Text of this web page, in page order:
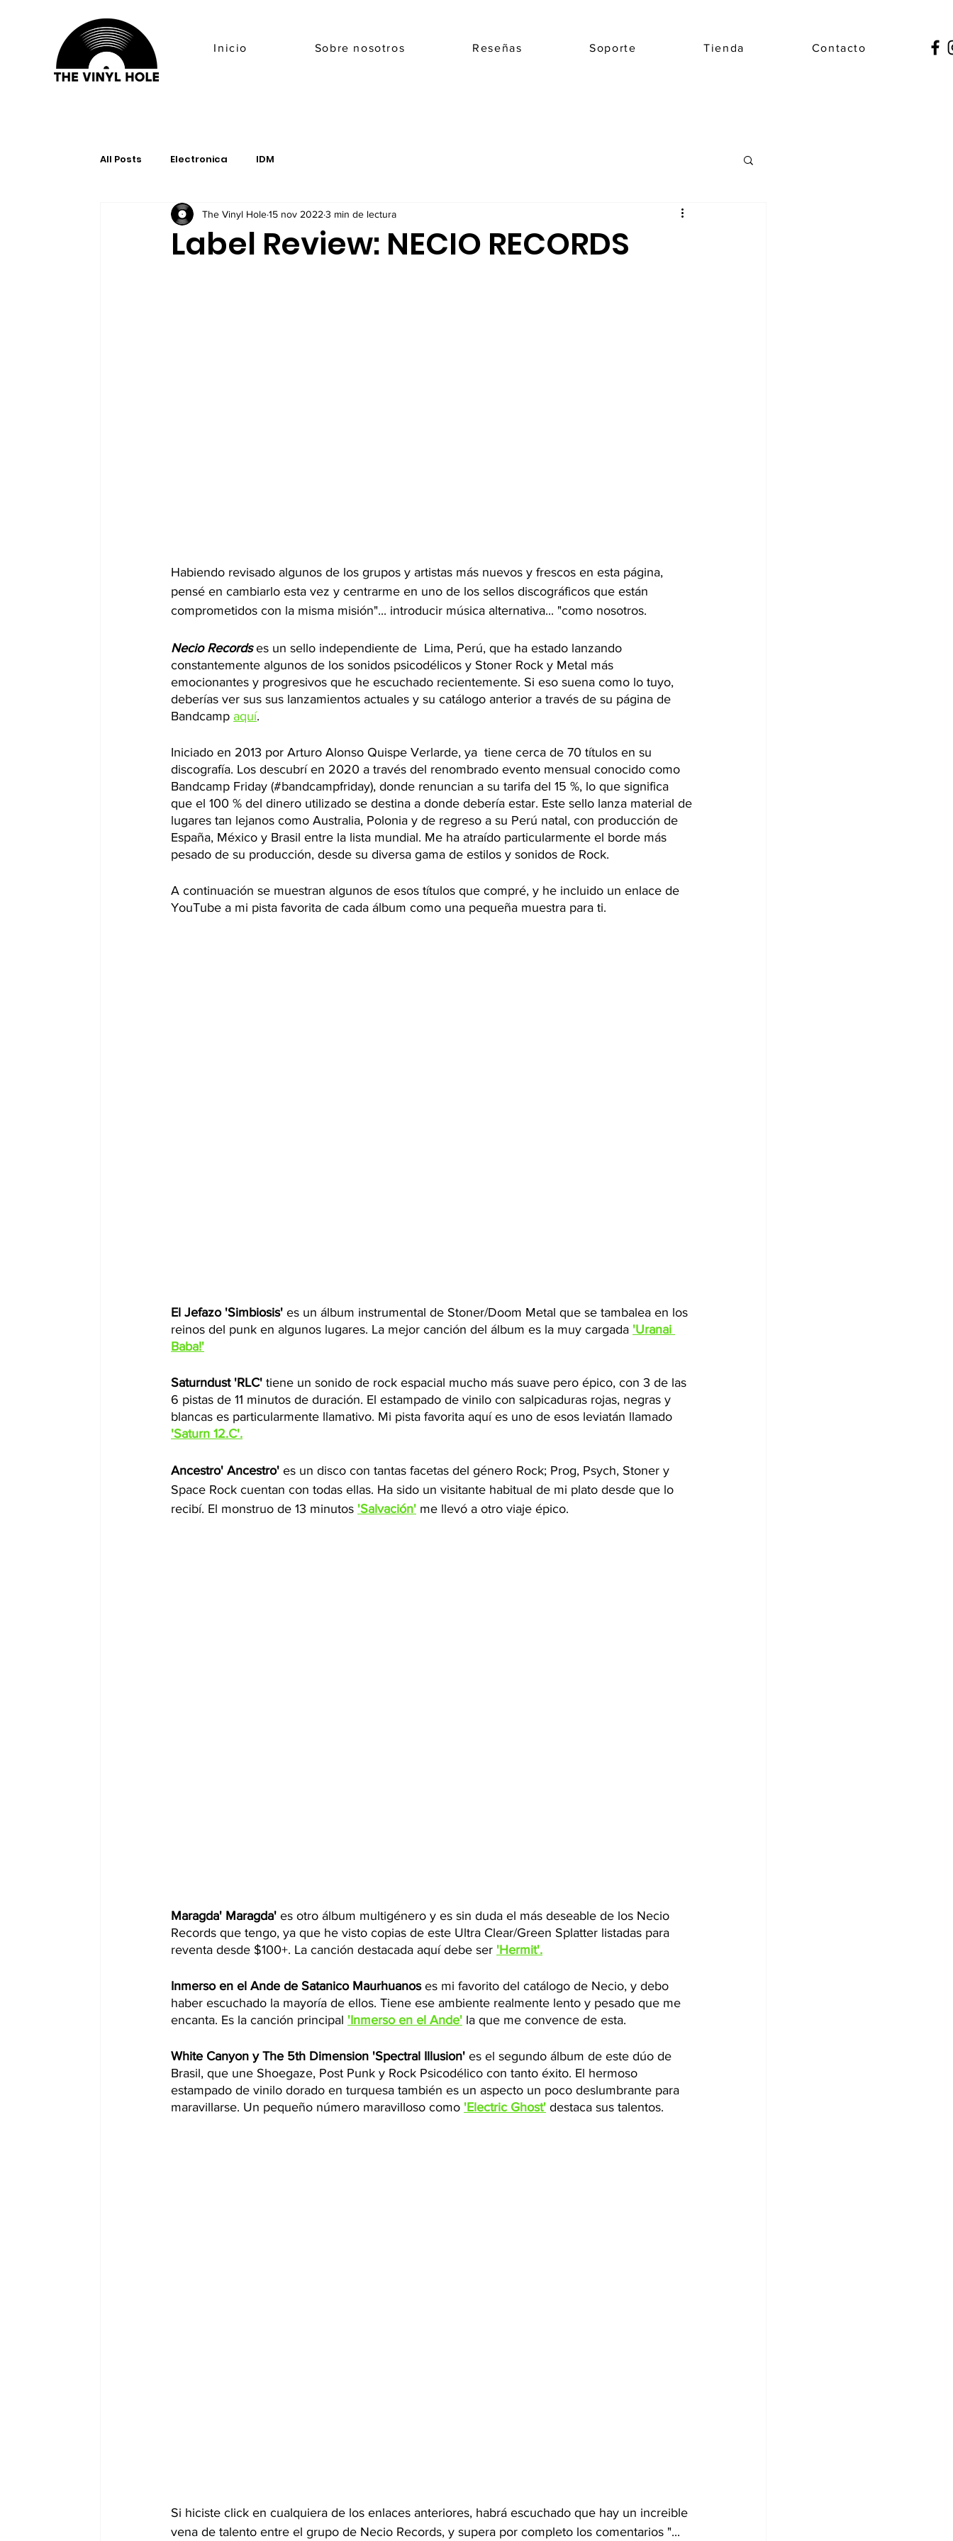
Inicio Sobre nosotros Reseñas Soporte Tienda Contacto
All Posts Electronica IDM
Label Review: NECIO RECORDS
The Vinyl Hole15 nov 2022 3 min de lectura
Habiendo revisado algunos de los grupos y artistas más nuevos y frescos en esta página,
pensé en cambiarlo esta vez y centrarme en uno de los sellos discográficos que están
comprometidos con la misma misión"... introducir música alternativa... "como nosotros.
Necio Records es un sello independiente de  Lima, Perú, que ha estado lanzando
constantemente algunos de los sonidos psicodélicos y Stoner Rock y Metal más
emocionantes y progresivos que he escuchado recientemente. Si eso suena como lo tuyo,
deberías ver sus sus lanzamientos actuales y su catálogo anterior a través de su página de
Bandcamp aquí.
Iniciado en 2013 por Arturo Alonso Quispe Verlarde, ya  tiene cerca de 70 títulos en su
discografía. Los descubrí en 2020 a través del renombrado evento mensual conocido como
Bandcamp Friday (#bandcampfriday), donde renuncian a su tarifa del 15 %, lo que significa
que el 100 % del dinero utilizado se destina a donde debería estar. Este sello lanza material de
lugares tan lejanos como Australia, Polonia y de regreso a su Perú natal, con producción de
España, México y Brasil entre la lista mundial. Me ha atraído particularmente el borde más
pesado de su producción, desde su diversa gama de estilos y sonidos de Rock.
A continuación se muestran algunos de esos títulos que compré, y he incluido un enlace de
YouTube a mi pista favorita de cada álbum como una pequeña muestra para ti.
El Jefazo 'Simbiosis' es un álbum instrumental de Stoner/Doom Metal que se tambalea en los
reinos del punk en algunos lugares. La mejor canción del álbum es la muy cargada 'Uranai
Baba!'
Saturndust 'RLC' tiene un sonido de rock espacial mucho más suave pero épico, con 3 de las
6 pistas de 11 minutos de duración. El estampado de vinilo con salpicaduras rojas, negras y
blancas es particularmente llamativo. Mi pista favorita aquí es uno de esos leviatán llamado
'Saturn 12.C'.
Ancestro' Ancestro' es un disco con tantas facetas del género Rock; Prog, Psych, Stoner y
Space Rock cuentan con todas ellas. Ha sido un visitante habitual de mi plato desde que lo
recibí. El monstruo de 13 minutos 'Salvación' me llevó a otro viaje épico.
Maragda' Maragda' es otro álbum multigénero y es sin duda el más deseable de los Necio
Records que tengo, ya que he visto copias de este Ultra Clear/Green Splatter listadas para
reventa desde $100+. La canción destacada aquí debe ser 'Hermit'.
Inmerso en el Ande de Satanico Maurhuanos es mi favorito del catálogo de Necio, y debo
haber escuchado la mayoría de ellos. Tiene ese ambiente realmente lento y pesado que me
encanta. Es la canción principal 'Inmerso en el Ande' la que me convence de esta.
White Canyon y The 5th Dimension 'Spectral Illusion' es el segundo álbum de este dúo de
Brasil, que une Shoegaze, Post Punk y Rock Psicodélico con tanto éxito. El hermoso
estampado de vinilo dorado en turquesa también es un aspecto un poco deslumbrante para
maravillarse. Un pequeño número maravilloso como 'Electric Ghost' destaca sus talentos.
Si hiciste click en cualquiera de los enlaces anteriores, habrá escuchado que hay un increible
vena de talento entre el grupo de Necio Records, y supera por completo los comentarios "...